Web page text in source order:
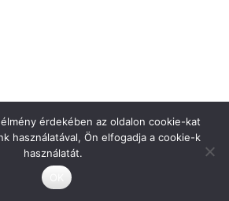
érdekében az oldalon cookie-kat
használatával, Ön elfogadja a cookie-k
használatát.